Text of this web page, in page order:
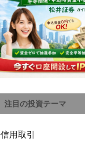
注目の投資テーマ
信用取引